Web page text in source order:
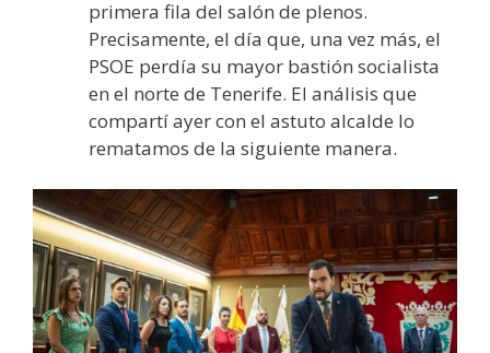
primera fila del salón de plenos.
Precisamente, el día que, una vez más, el
PSOE perdía su mayor bastión socialista
en el norte de Tenerife. El análisis que
compartí ayer con el astuto alcalde lo
rematamos de la siguiente manera.